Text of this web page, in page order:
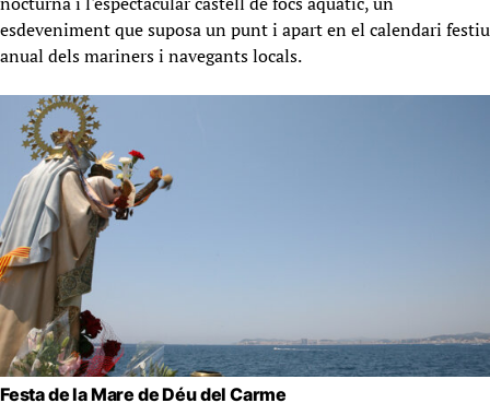
esdeveniment que suposa un punt i apart en el calendari festiu
anual dels mariners i navegants locals.
Festa de la Mare de Déu del Carme